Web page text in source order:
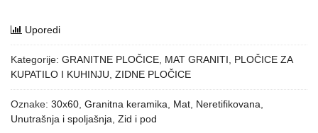
Uporedi
Kategorije: GRANITNE PLOČICE MAT GRANITI
PLOČICE ZA
KUPATILO I KUHINJU ZIDNE PLOČICE
Oznake: 30x60 Granitna keramika Mat Neretifikovana
Unutrašnja i spoljašnja Zid i pod